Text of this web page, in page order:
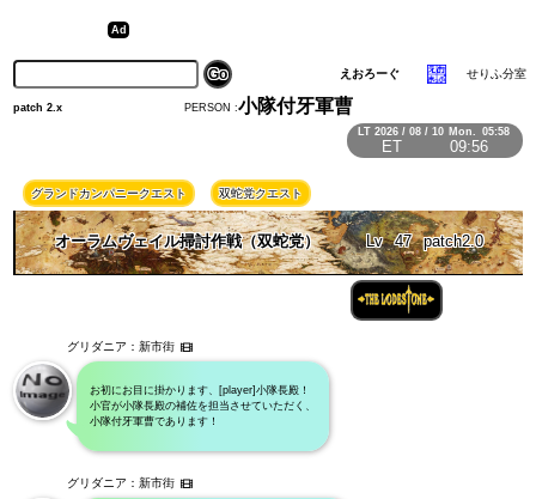
LT 2026 / 08 / 10 Mon. 05:58
ET 09:56
えおろーぐ せりふ分室
PERSON :小隊付牙軍曹
patch 2.x
グランドカンパニークエスト 双蛇党クエスト
オーラムヴェイル掃討作戦（双蛇党） Lv 47 patch2.0
グリダニア：新市街
お初にお目に掛かります、[player]小隊長殿！
小官が小隊長殿の補佐を担当させていただく、
小隊付牙軍曹であります！
グリダニア：新市街